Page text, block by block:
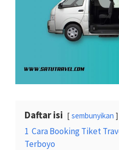
Daftar isi sembunyikan
1 Cara Booking Tiket
Terboyo